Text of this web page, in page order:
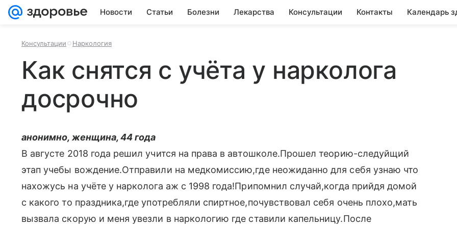
Новости Статьи Болезни Лекарства Консультации Контакты Календарь
Консультации Наркология
Как снятся с учёта у нарколога
досрочно
анонимно, женщина, 44 года
В августе 2018 года решил учится на права в автошколе.Прошел теорию-следуйщий
этап учебы вождение.Отправили на медкомиссию,где неожиданно для себя узнаю что
нахожусь на учёте у нарколога аж с 1998 года!Припомнил случай,когда прийдя домой
с какого то праздника,где употребляли спиртное,почувствовал себя очень плохо,мать
вызвала скорую и меня увезли в наркологию где ставили капельницу.После